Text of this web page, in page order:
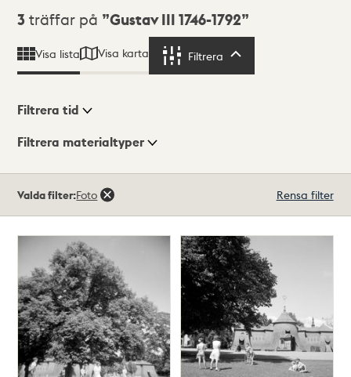
Sökresultat
3 träffar på Gustav III 1746-1792
Visa lista Visa karta Filtrera
Visningsläge
Filtrera tid
Filtrera materialtyper
träffar
Valda filter:Foto Rensa filter